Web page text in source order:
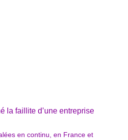
la faillite d’une entreprise
en continu, en France et